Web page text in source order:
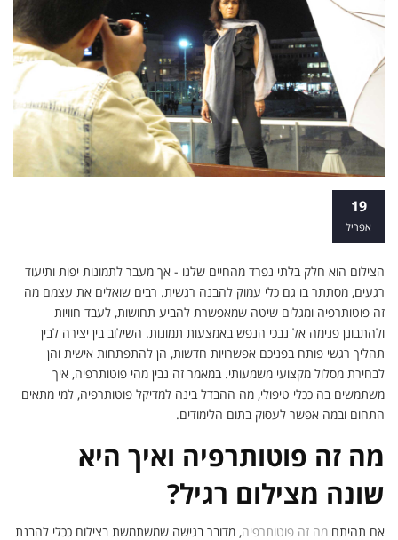
19
אפריל
הצילום הוא חלק בלתי נפרד מהחיים שלנו - אך מעבר לתמונות יפות ותיעוד
רגעים, מסתתר בו גם כלי עמוק להבנה רגשית. רבים שואלים את עצמם מה
זה פוטותרפיה ומגלים שיטה שמאפשרת להביע תחושות, לעבד חוויות
ולהתבונן פנימה אל נבכי הנפש באמצעות תמונות. השילוב בין יצירה לבין
תהליך רגשי פותח בפניכם אפשרויות חדשות, הן להתפתחות אישית והן
לבחירת מסלול מקצועי משמעותי. במאמר זה נבין מהי פוטותרפיה, איך
משתמשים בה ככלי טיפולי, מה ההבדל בינה למדיקל פוטותרפיה, למי מתאים
התחום ובמה אפשר לעסוק בתום הלימודים.
מה זה פוטותרפיה ואיך היא
שונה מצילום רגיל?
אם תהיתם מה זה פוטותרפיה, מדובר בגישה שמשתמשת בצילום ככלי להבנת